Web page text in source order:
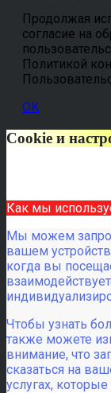
Продолжая
согласие на
Политикой
OK
Cookie и
Как мы
Мы можем
вашем
когда вы
Чтобы узнать
также можете
внимание, что
сказаться на
услугах,